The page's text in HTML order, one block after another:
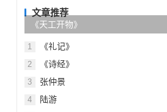
录文章推荐
《天工开物》
1 《礼记》
2 《诗经》
3 张仲景
4 陆游